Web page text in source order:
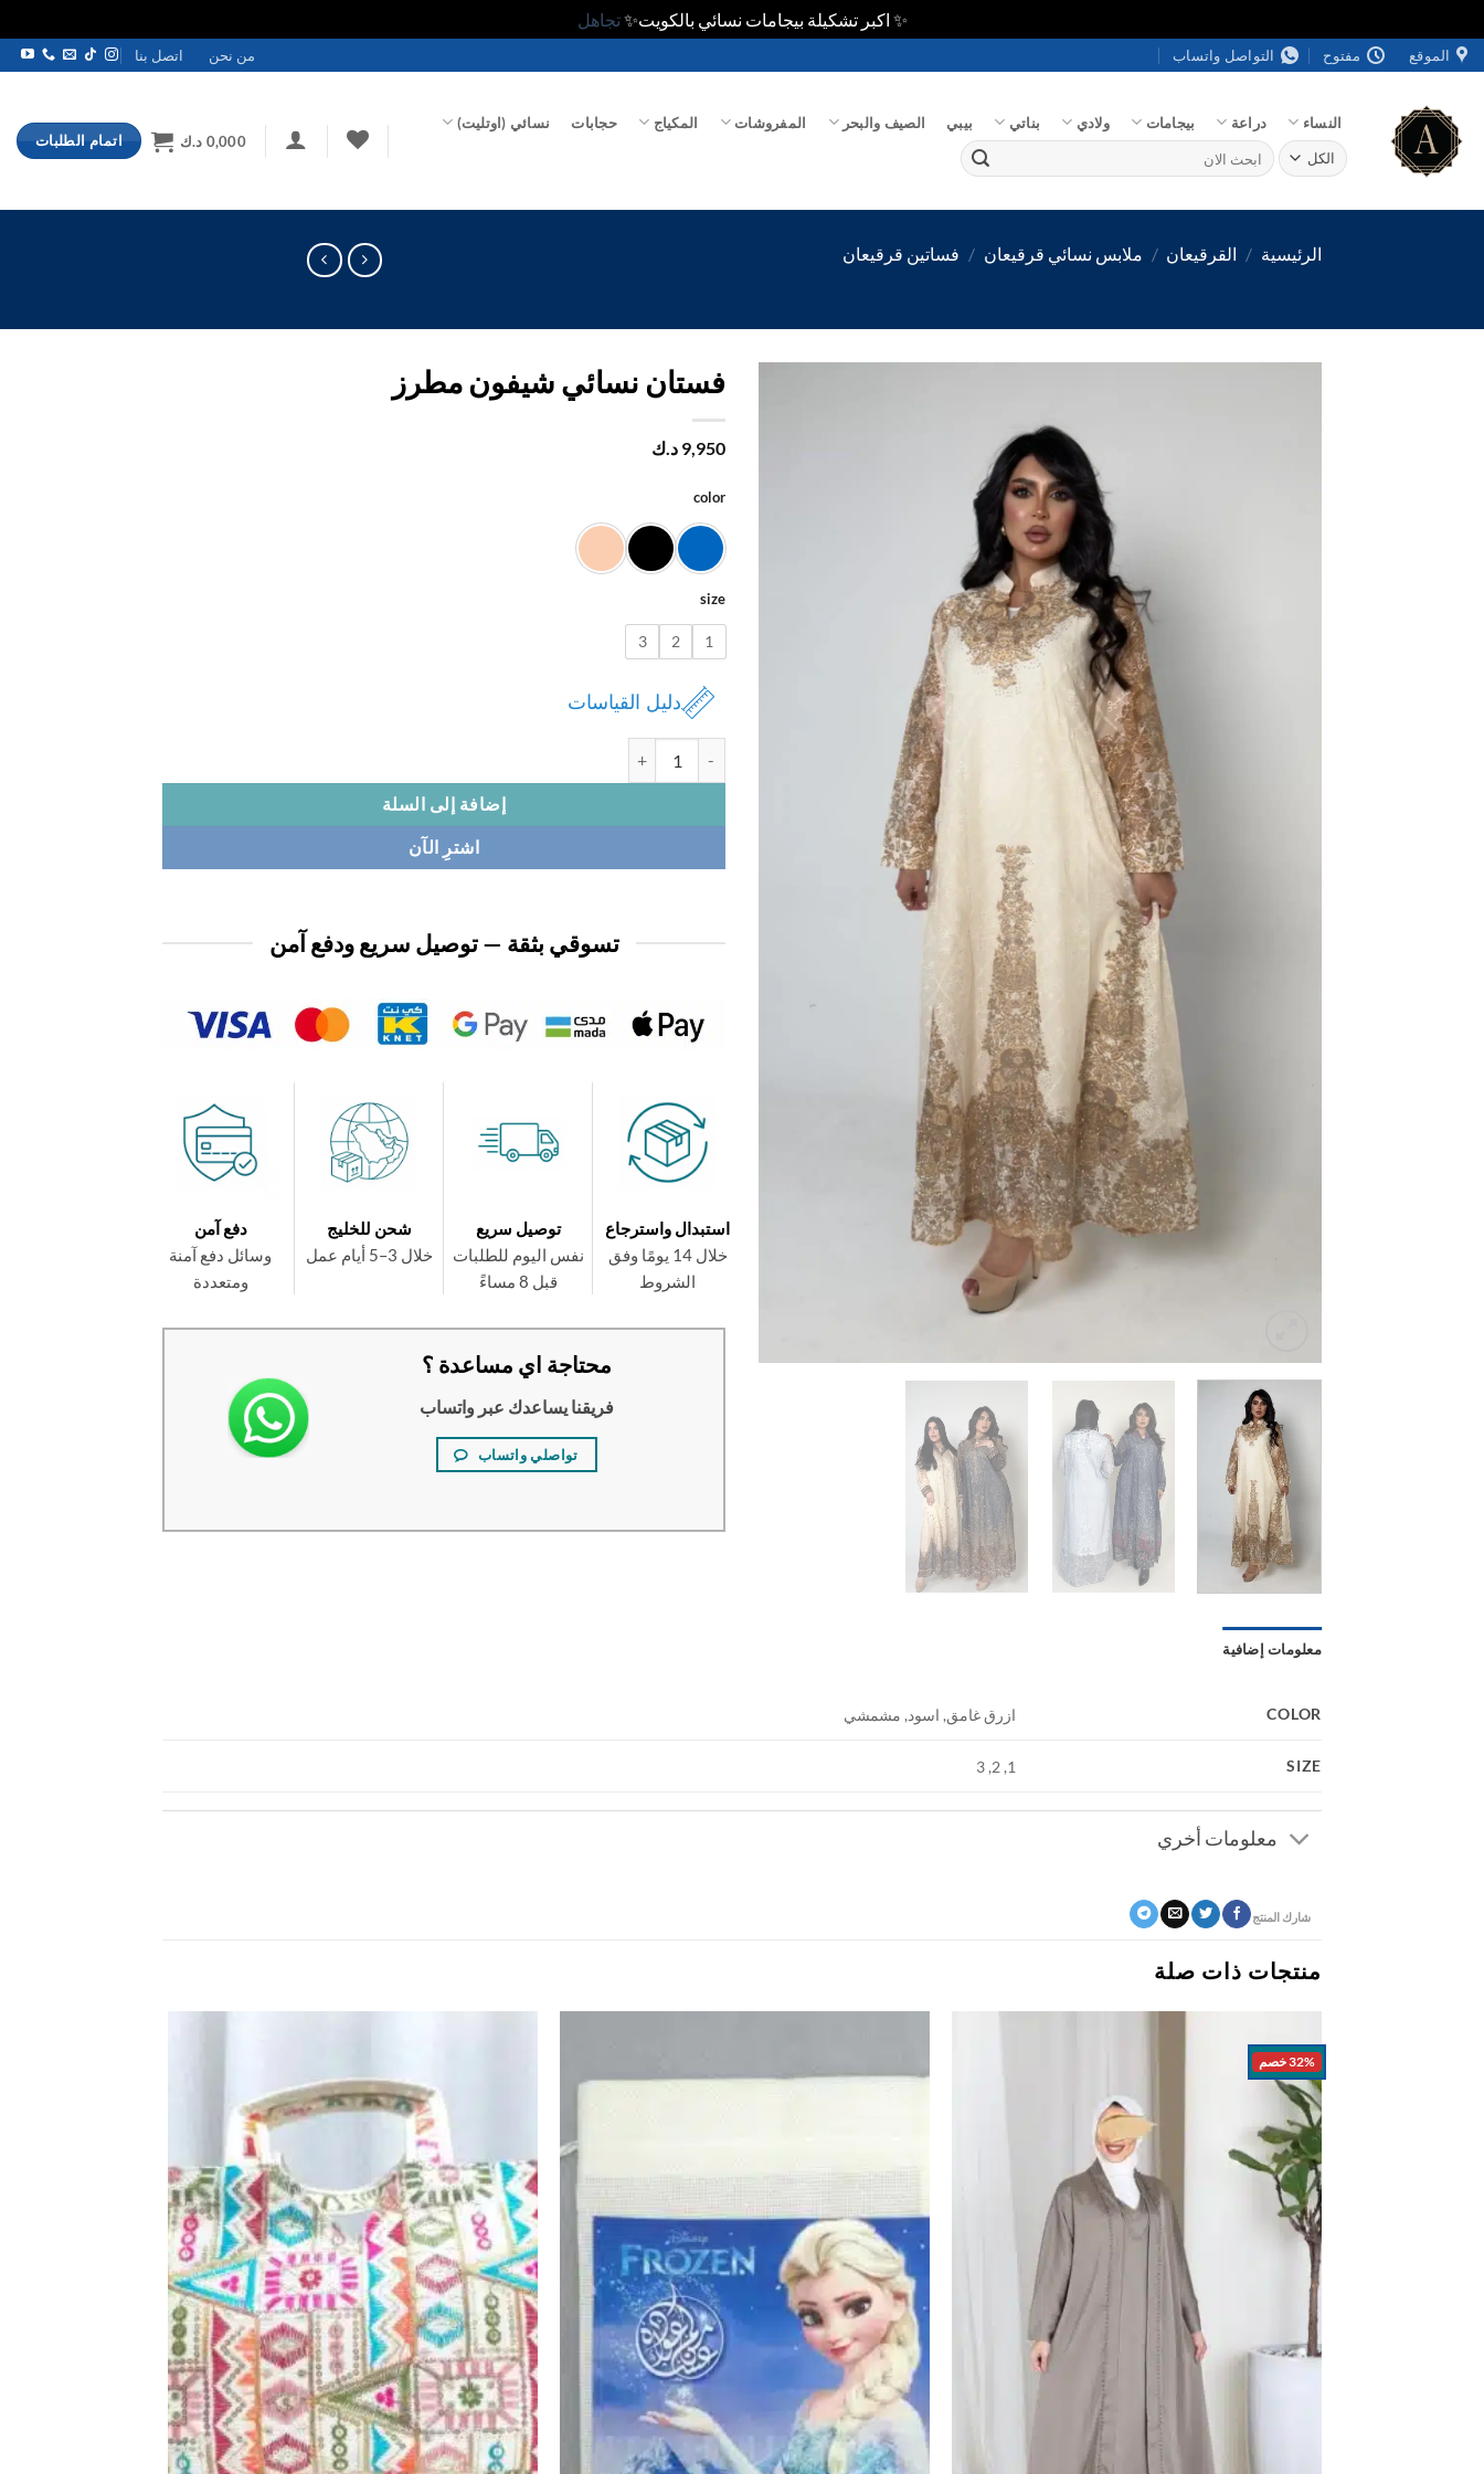
✨ اكبر تشكيلة بيجامات نسائي بالكويت✨تجاهل
تخطي
للمحتوى
الموقع مفتوح التواصل واتساب من نحن اتصل بنا
النساء دراعة بيجامات ولادي بناتي بيبي الصيف والبحر المفروشات المكياج حجابات نسائي (اوتليت)
البحث
عن:
0,000 د.ك اتمام الطلبات
الرئيسية / القرقيعان / ملابس نسائي قرقيعان / فساتين قرقيعان
فستان نسائي شيفون مطرز
9,950 د.ك
color
size
1
2
3
دليل القياسات
إضافة إلى السلة
اشترِ الآن
تسوقي بثقة — توصيل سريع ودفع آمن
استبدال واسترجاع
خلال 14 يومًا وفق
الشروط
توصيل سريع
نفس اليوم للطلبات
قبل 8 مساءً
شحن للخليج
خلال 3–5 أيام عمل
دفع آمن
وسائل دفع آمنة
ومتعددة
محتاجة اي مساعدة ؟
فريقنا يساعدك عبر واتساب
تواصلي واتساب
معلومات إضافية
COLOR ازرق غامق, اسود, مشمشي
SIZE
1, 2, 3
معلومات أخري
شارك المنتج
منتجات ذات صلة
32% خصم